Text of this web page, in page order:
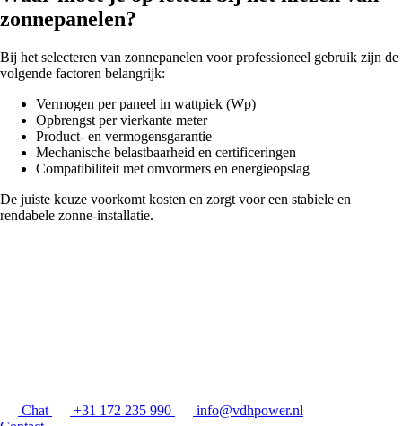
zonnepanelen?
Bij het selecteren van zonnepanelen voor professioneel gebruik zijn de
volgende factoren belangrijk:
Vermogen per paneel in wattpiek (Wp)
Opbrengst per vierkante meter
Product- en vermogensgarantie
Mechanische belastbaarheid en certificeringen
Compatibiliteit met omvormers en energieopslag
De juiste keuze voorkomt kosten en zorgt voor een stabiele en
rendabele zonne-installatie.
Chat +31 172 235 990
info@vdhpower.nl